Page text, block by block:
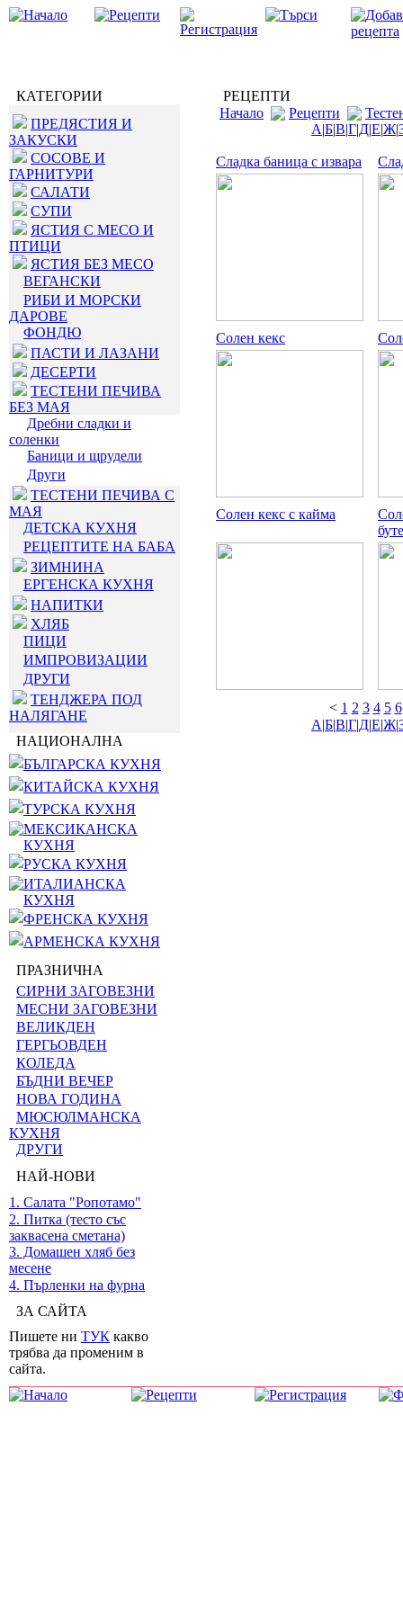
КАТЕГОРИИ
ПРЕДЯСТИЯ И
ЗАКУСКИ
СОСОВЕ И
ГАРНИТУРИ
САЛАТИ
СУПИ
ЯСТИЯ С МЕСО И
ПТИЦИ
ЯСТИЯ БЕЗ МЕСО
ВЕГАНСКИ
РИБИ И МОРСКИ
ДАРОВЕ
ФОНДЮ
ПАСТИ И ЛАЗАНИ
ДЕСЕРТИ
ТЕСТЕНИ ПЕЧИВА
БЕЗ МАЯ
Дребни сладки и
соленки
Баници и щрудели
Други
ТЕСТЕНИ ПЕЧИВА С
МАЯ
ДЕТСКА КУХНЯ
РЕЦЕПТИТЕ НА БАБА
ЗИМНИНА
ЕРГЕНСКА КУХНЯ
НАПИТКИ
ХЛЯБ
ПИЦИ
ИМПРОВИЗАЦИИ
ДРУГИ
ТЕНДЖЕРА ПОД
НАЛЯГАНЕ
НАЦИОНАЛНА
БЪЛГАРСКА КУХНЯ
КИТАЙСКА КУХНЯ
ТУРСКА КУХНЯ
МЕКСИКАНСКА
КУХНЯ
РУСКА КУХНЯ
ИТАЛИАНСКА
КУХНЯ
ФРЕНСКА КУХНЯ
АРМЕНСКА КУХНЯ
ПРАЗНИЧНА
СИРНИ ЗАГОВЕЗНИ
МЕСНИ ЗАГОВЕЗНИ
ВЕЛИКДЕН
ГЕРГЬОВДЕН
КОЛЕДА
БЪДНИ ВЕЧЕР
НОВА ГОДИНА
МЮСЮЛМАНСКА
КУХНЯ
ДРУГИ
НАЙ-НОВИ
1. Салата "Ропотамо"
2. Питка (тесто със
заквасена сметана)
3. Домашен хляб без
месене
4. Пърленки на фурна
ЗА САЙТА
Пишете ни ТУК какво
трябва да променим в
сайта.
РЕЦЕПТИ
Начало
Рецепти
А|Б|В|Г|Д|Е|Ж|
Сладка баница с извара
Солен кекс
Солен кекс с кайма
< 1 2 3 4 5 6
А|Б|В|Г|Д|Е|Ж|